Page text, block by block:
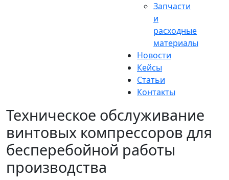
Запчасти
и
расходные
материалы
Новости
Кейсы
Статьи
Контакты
Техническое обслуживание
винтовых компрессоров для
бесперебойной работы
производства